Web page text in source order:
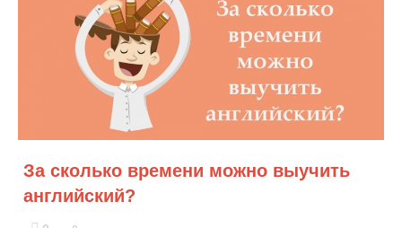
За сколько времени можно выучить
английский?